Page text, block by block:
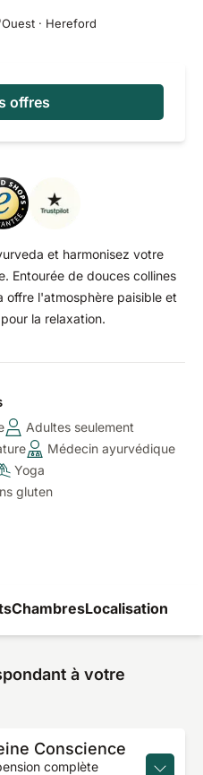
· Hereford
offres
et harmonisez votre
Entourée de douces collines
offre l'atmosphère paisible et
la relaxation.
Adultes seulement
Médecin ayurvédique
Yoga
gluten
ChambresLocalisation
à votre
Conscience
complète